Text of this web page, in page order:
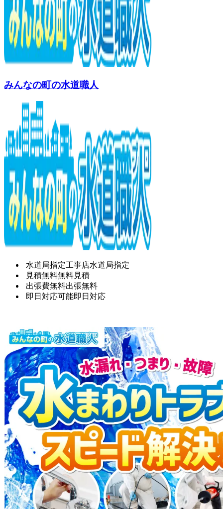
みんなの町の水道職人
水道局指定工事店水道局指定
見積無料無料見積
出張費無料出張無料
即日対応可能即日対応